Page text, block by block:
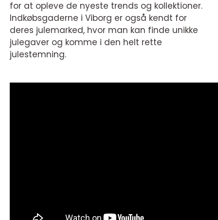
for at opleve de nyeste trends og kollektioner.
Indkøbsgaderne i Viborg er også kendt for
deres julemarked, hvor man kan finde unikke
julegaver og komme i den helt rette
julestemning.